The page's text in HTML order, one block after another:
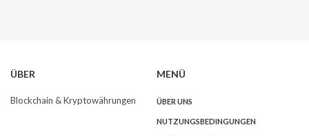
ÜBER
Blockchain & Kryptowährungen
MENÜ
ÜBER UNS
NUTZUNGSBEDINGUNGEN